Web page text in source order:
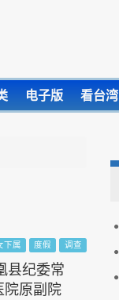
电子版 看台湾
下属 度假 调查
县纪委常
院原副院